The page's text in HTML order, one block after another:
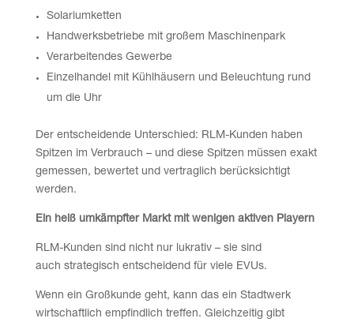
Solariumketten
Handwerksbetriebe mit großem Maschinenpark
Verarbeitendes Gewerbe
Einzelhandel mit Kühlhäusern und Beleuchtung rund
um die Uhr
Der entscheidende Unterschied: RLM-Kunden haben
Spitzen im Verbrauch – und diese Spitzen müssen exakt
gemessen, bewertet und vertraglich berücksichtigt
werden.
Ein heiß umkämpfter Markt mit wenigen aktiven Playern
RLM-Kunden sind nicht nur lukrativ – sie sind
auch strategisch entscheidend für viele EVUs.
Wenn ein Großkunde geht, kann das ein Stadtwerk
wirtschaftlich empfindlich treffen. Gleichzeitig gibt